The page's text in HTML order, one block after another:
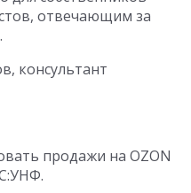
отвечающим за
консультант
продажи на OZON